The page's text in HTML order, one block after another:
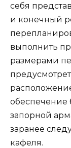
себя
и конечный
выполнить
размерами
обеспечение
запорной
заранее
кафеля.